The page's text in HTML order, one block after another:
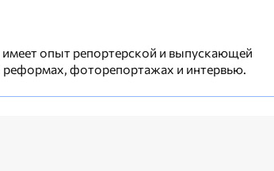
опыт репортерской и выпускающей
реформах, фоторепортажах и интервью.